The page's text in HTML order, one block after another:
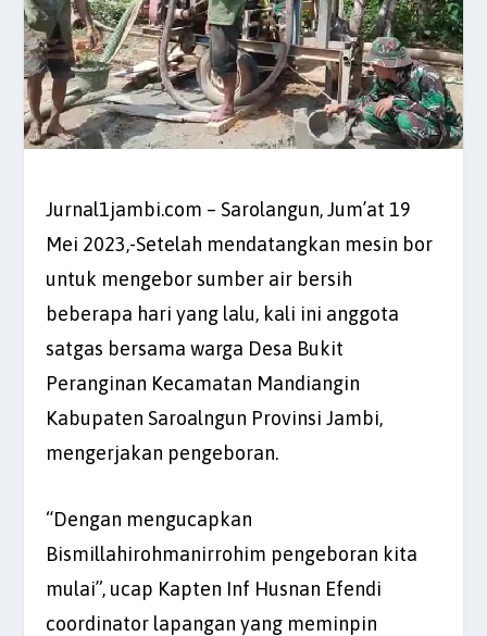
Jurnal1jambi.com – Sarolangun, Jum’at 19
Mei 2023,-Setelah mendatangkan mesin bor
untuk mengebor sumber air bersih
beberapa hari yang lalu, kali ini anggota
satgas bersama warga Desa Bukit
Peranginan Kecamatan Mandiangin
Kabupaten Saroalngun Provinsi Jambi,
mengerjakan pengeboran.
“Dengan mengucapkan
Bismillahirohmanirrohim pengeboran kita
mulai”, ucap Kapten Inf Husnan Efendi
coordinator lapangan yang meminpin